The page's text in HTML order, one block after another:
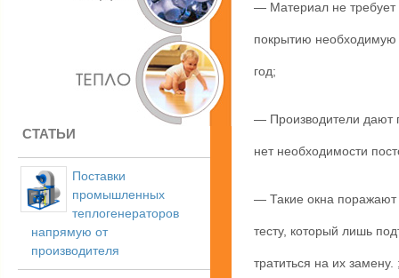
СТАТЬИ
Поставки
промышленных
теплогенераторов
напрямую от
производителя
— Материал не требует
покрытию необходимую
год;
— Производители дают
нет необходимости
— Такие окна поражают
тесту, который лишь
тратиться на их замену.